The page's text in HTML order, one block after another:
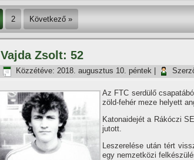
2 Következő »
Vajda Zsolt: 52
Közzétéve: 2018. augusztus 10. péntek
Az FTC serdülő
zöld-fehér meze helyett
Katonaidejét a Rákóczi
jutott.
Leszerelése után tért
egy nemzetközi